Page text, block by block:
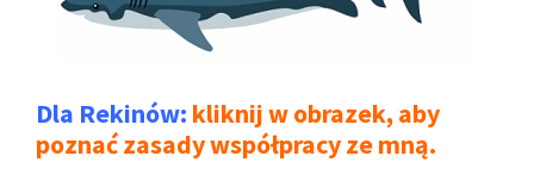
Dla Rekinów: kliknij w obrazek, aby
poznać zasady współpracy ze mną.